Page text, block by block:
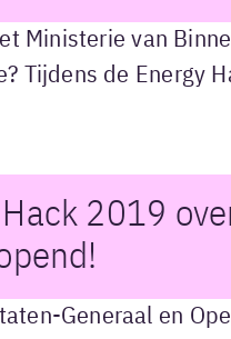
Ministerie van
Tijdens de Energy
2019
Generaal en